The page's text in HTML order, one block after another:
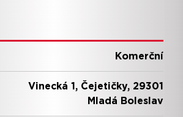
Komerční
Vinecká 1, Čejetičky, 29301
Mladá Boleslav